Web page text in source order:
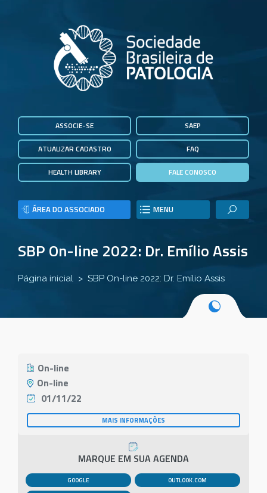
ASSOCIE-SE
ATUALIZAR CADASTRO
HEALTH LIBRARY
SAEP
FAQ
FALE CONOSCO
ÁREA DO ASSOCIADO MENU
SBP On-line 2022: Dr. Emílio Assis
Página inicial SBP On-line 2022: Dr. Emílio Assis
On-line
On-line
01/11/22
MAIS INFORMAÇÕES
MARQUE EM SUA AGENDA
GOOGLE OUTLOOK.COM